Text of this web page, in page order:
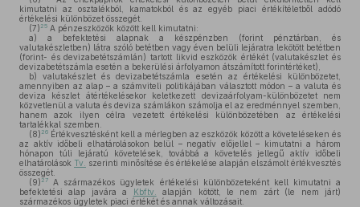
kimutatni az osztalékból, kamatokból és az egyéb piaci értékítéletből adódó
értékelési különbözet összegét.
(7) 25 A pénzeszközök között kell kimutatni:
a) a befektetési alapnak a készpénzben (forint pénztárban, és
valutakészletben) látra szóló betétben vagy éven belüli lejáratra lekötött betétben
(forint- és devizabetétszámlán) tartott likvid eszközök értékét (valutakészlet és
devizabetétszámla esetén a bekerülési árfolyamon átszámított forintértéket),
b) valutakészlet és devizabetétszámla esetén az értékelési különbözetet,
amennyiben az alap – a számviteli politikájában választott módon – a valuta és
deviza készlet átértékelésekor keletkezett devizaárfolyam-különbözetet nem
közvetlenül a valuta és deviza számlákon számolja el az eredménnyel szemben,
hanem azok ilyen célra vezetett értékelési különbözetében az értékelési
tartalékkal szemben.
(8) 26 Értékvesztésként kell a mérlegben az eszközök között a követeléseken és
az aktív időbeli elhatárolásokon belül – negatív előjellel – kimutatni a három
hónapon túli lejáratú követelések, továbbá a követelés jellegű aktív időbeli
elhatárolások Tv.
szerinti minősítése és értékelése alapján elszámolt értékvesztés
összegét.
(9) 27
A származékos ügyletek értékelési különbözeteként kell kimutatni a
befektetési alap javára a
Kbftv.
alapján kötött, le nem zárt (le nem járt)
származékos ügyletek piaci értékét és annak változásait.